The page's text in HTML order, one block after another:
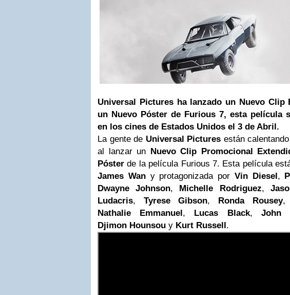
Universal Pictures ha lanzado un Nuevo Clip
un Nuevo Póster de Furious 7, esta película
en los cines de Estados Unidos el 3 de Abril.
La gente de Universal Pictures están
al lanzar un Nuevo Clip Promocional
Póster de la película Furious 7. Esta película
James Wany protagonizada por Vin Diesel,
Dwayne Johnson, Michelle Rodriguez,
Ludacris, Tyrese Gibson, Ronda Rousey
Nathalie Emmanuel, Lucas Black, John
Djimon Hounsou y Kurt Russell.